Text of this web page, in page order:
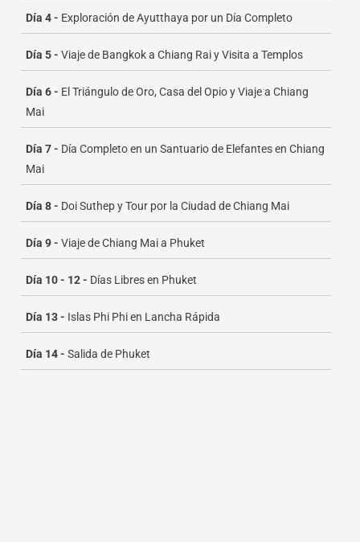
de las tribus montañosas. También se explora el
continuar a Chiang Mai. Allí, vivirás una experiencia
única en un
santuario de elefantes
, seguido de un
recorrido por
y los templos más
venerados de la ciudad. La última etapa del viaje se
desarrolla enPhuket, donde podrás relajarte,
disfrutar de un emocionante tour en lancha rápida
a lasIslas Phi Phiy deleitarte con la belleza natural
de la isla antes de regresar. Este itinerario garantiza
que los primeros visitantes experimenten lo mejor
de Tailandia.
Día 4 - Exploración de Ayutthaya por un Día Completo
Día 5 - Viaje de Bangkok a Chiang Rai y Visita a Templos
Día 6 - El Triángulo de Oro, Casa del Opio y Viaje a Chiang
Mai
Día 7 - Día Completo en un Santuario de Elefantes en Chiang
Mai
Día 8 - Doi Suthep y Tour por la Ciudad de Chiang Mai
Día 9 - Viaje de Chiang Mai a Phuket
Día 10 - 12 - Días Libres en Phuket
Día 13 - Islas Phi Phi en Lancha Rápida
Día 14 - Salida de Phuket